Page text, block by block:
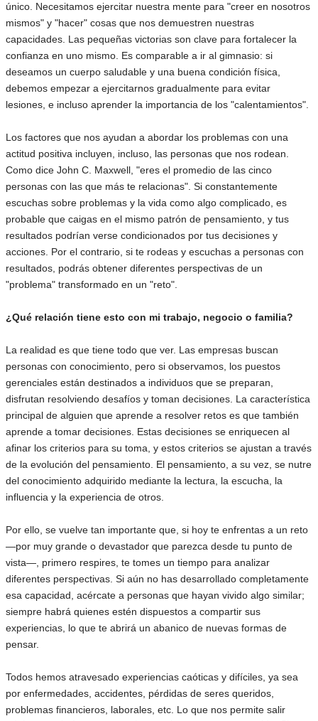
único. Necesitamos ejercitar nuestra mente para "creer en nosotros
mismos" y "hacer" cosas que nos demuestren nuestras
capacidades. Las pequeñas victorias son clave para fortalecer la
confianza en uno mismo. Es comparable a ir al gimnasio: si
deseamos un cuerpo saludable y una buena condición física,
debemos empezar a ejercitarnos gradualmente para evitar
lesiones, e incluso aprender la importancia de los "calentamientos".
Los factores que nos ayudan a abordar los problemas con una
actitud positiva incluyen, incluso, las personas que nos rodean.
Como dice John C. Maxwell, "eres el promedio de las cinco
personas con las que más te relacionas". Si constantemente
escuchas sobre problemas y la vida como algo complicado, es
probable que caigas en el mismo patrón de pensamiento, y tus
resultados podrían verse condicionados por tus decisiones y
acciones. Por el contrario, si te rodeas y escuchas a personas con
resultados, podrás obtener diferentes perspectivas de un
"problema" transformado en un "reto".
¿Qué relación tiene esto con mi trabajo, negocio o familia?
La realidad es que tiene todo que ver. Las empresas buscan
personas con conocimiento, pero si observamos, los puestos
gerenciales están destinados a individuos que se preparan,
disfrutan resolviendo desafíos y toman decisiones. La característica
principal de alguien que aprende a resolver retos es que también
aprende a tomar decisiones. Estas decisiones se enriquecen al
afinar los criterios para su toma, y estos criterios se ajustan a través
de la evolución del pensamiento. El pensamiento, a su vez, se nutre
del conocimiento adquirido mediante la lectura, la escucha, la
influencia y la experiencia de otros.
Por ello, se vuelve tan importante que, si hoy te enfrentas a un reto
—por muy grande o devastador que parezca desde tu punto de
vista—, primero respires, te tomes un tiempo para analizar
diferentes perspectivas. Si aún no has desarrollado completamente
esa capacidad, acércate a personas que hayan vivido algo similar;
siempre habrá quienes estén dispuestos a compartir sus
experiencias, lo que te abrirá un abanico de nuevas formas de
pensar.
Todos hemos atravesado experiencias caóticas y difíciles, ya sea
por enfermedades, accidentes, pérdidas de seres queridos,
problemas financieros, laborales, etc. Lo que nos permite salir